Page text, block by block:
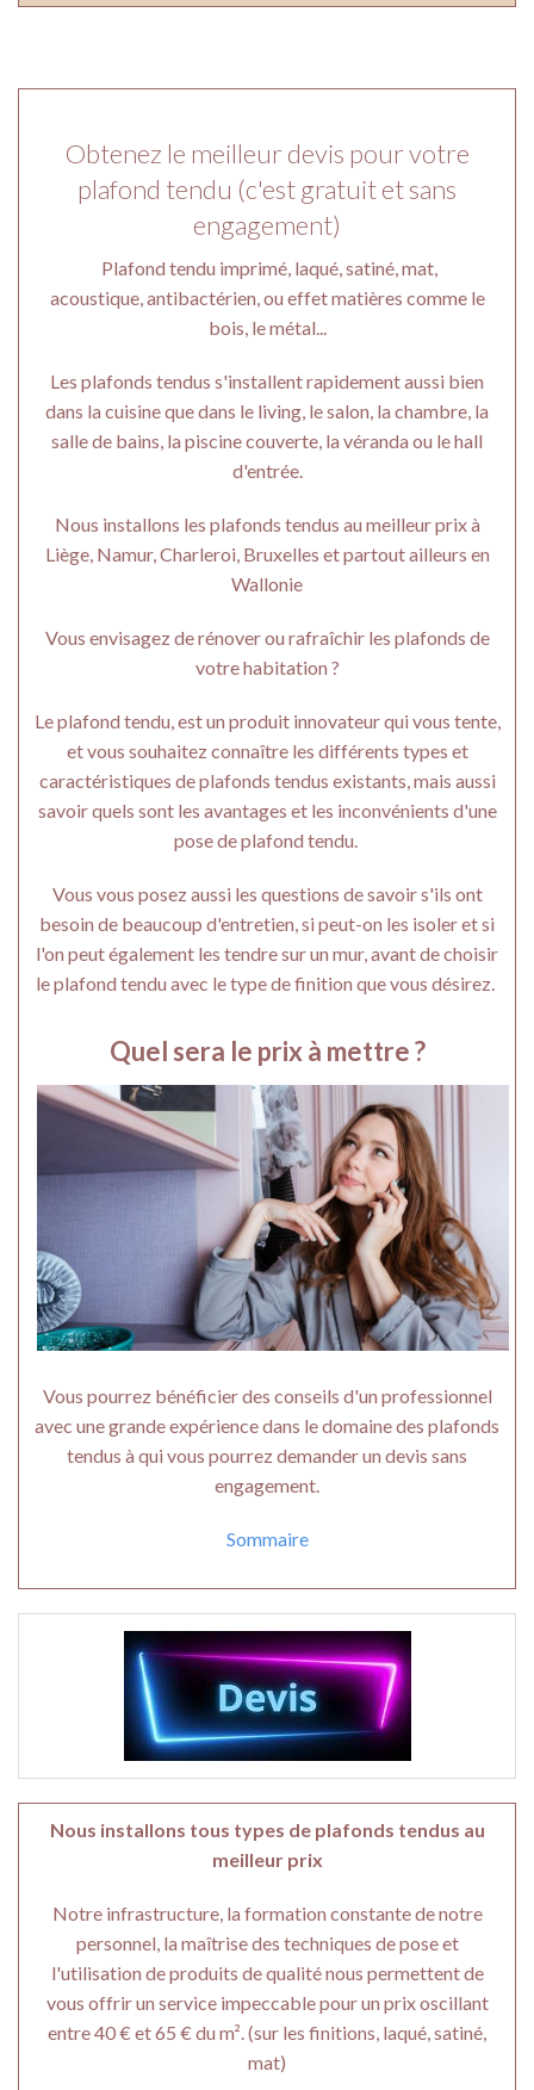
Obtenez le meilleur devis pour votre
plafond tendu (c'est gratuit et sans
engagement)
Plafond tendu imprimé, laqué, satiné, mat,
acoustique, antibactérien, ou effet matières comme le
bois, le métal...
Les plafonds tendus s'installent rapidement aussi bien
dans la cuisine que dans le living, le salon, la chambre, la
salle de bains, la piscine couverte, la véranda ou le hall
d'entrée.
Nous installons les plafonds tendus au meilleur prix à
Liège, Namur, Charleroi, Bruxelles et partout ailleurs en
Wallonie
Vous envisagez de rénover ou rafraîchir les plafonds de
votre habitation ?
Le plafond tendu, est un produit innovateur qui vous tente,
et vous souhaitez connaître les différents types et
caractéristiques de plafonds tendus existants, mais aussi
savoir quels sont les avantages et les inconvénients d'une
pose de plafond tendu.
Vous vous posez aussi les questions de savoir s'ils ont
besoin de beaucoup d'entretien, si peut-on les isoler et si
l'on peut également les tendre sur un mur, avant de choisir
le plafond tendu avec le type de finition que vous désirez.
Quel sera le prix à mettre ?
Vous pourrez bénéficier des conseils d'un professionnel
avec une grande expérience dans le domaine des plafonds
tendus à qui vous pourrez demander un devis sans
engagement.
Sommaire
Nous installons tous types de plafonds tendus au
meilleur prix
Notre infrastructure, la formation constante de notre
personnel, la maîtrise des techniques de pose et
l'utilisation de produits de qualité nous permettent de
vous offrir un service impeccable pour un prix oscillant
entre 40 € et 65 € du m². (sur les finitions, laqué, satiné,
mat)